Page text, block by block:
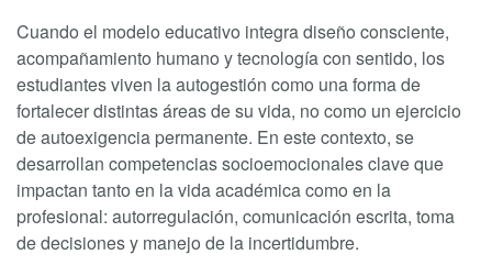
Cuando el modelo educativo integra diseño consciente,
acompañamiento humano y tecnología con sentido, los
estudiantes viven la autogestión como una forma de
fortalecer distintas áreas de su vida, no como un ejercicio
de autoexigencia permanente. En este contexto, se
desarrollan competencias socioemocionales clave que
impactan tanto en la vida académica como en la
profesional: autorregulación, comunicación escrita, toma
de decisiones y manejo de la incertidumbre.